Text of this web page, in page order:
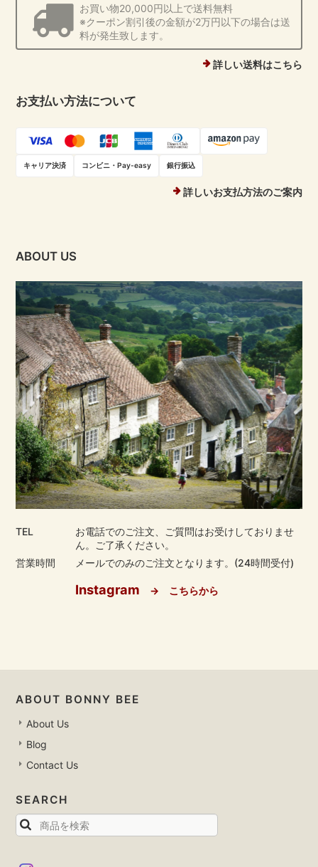
お買い物20,000円以上で送料無料
※クーポン割引後の金額が2万円以下の場合は送
料が発生致します。
詳しい送料はこちら
お支払い方法について
キャリア決済 コンビニ・Pay-easy 銀行振込
詳しいお支払方法のご案内
ABOUT US
TEL
お電話でのご注文、ご質問はお受けしておりませ
ん。ご了承ください。
営業時間
メールでのみのご注文となります。(24時間受付)
Instagram → こちらから
ABOUT BONNY BEE
About Us
Blog
Contact Us
SEARCH